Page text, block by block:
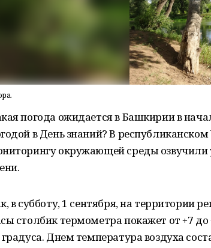
погода ожидается в Башкирии в
в День знаний? В
окружающей среды озвучили
в субботу, 1 сентября, на территории
столбик термометра покажет от +7
градуса. Днем температура воздуха